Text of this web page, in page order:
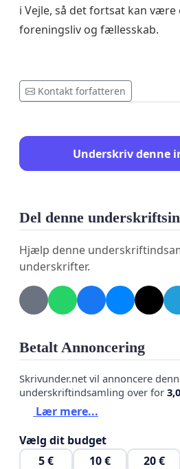
i Vejle, så det fortsat kan
foreningsliv og fællesskab.
Kontakt forfatteren
Underskriv denne
Del denne
Hjælp denne
underskrifter.
Betalt Annoncering
Skrivunder.net vil annoncere
underskriftindsamling over for
Lær mere...
Vælg dit budget
5 €
10 € 20 €